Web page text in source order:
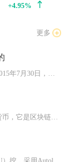
+4.95%
更多
NFT不属于常规流通类加密货币，它是区块链体系内的非同质化通...